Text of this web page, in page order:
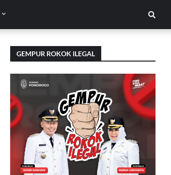
GEMPUR ROKOK ILEGAL